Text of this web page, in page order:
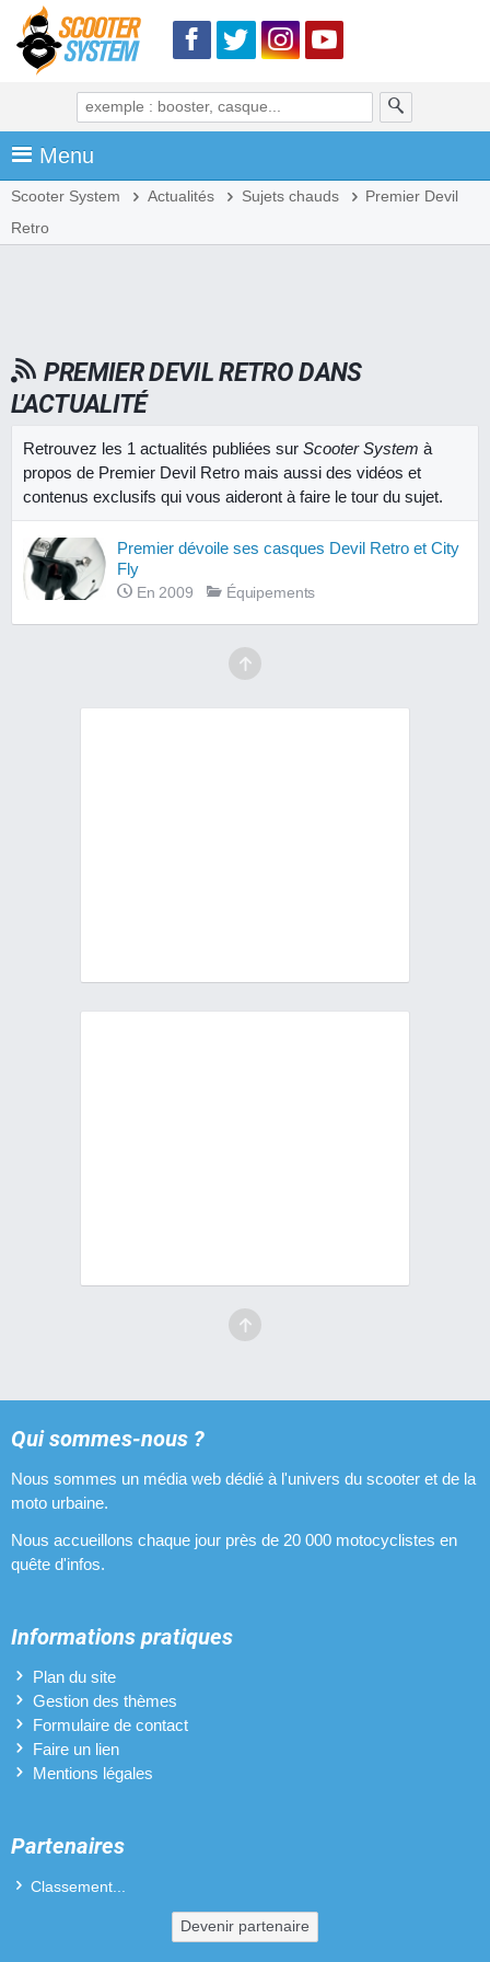
Menu
Scooter System Actualités Sujets chauds
Premier Devil
Retro
PREMIER DEVIL RETRO DANS
L'ACTUALITÉ
Retrouvez les 1 actualités publiées sur Scooter System à
propos de Premier Devil Retro mais aussi des vidéos et
contenus exclusifs qui vous aideront à faire le tour du sujet.
Premier dévoile ses casques Devil Retro et City
Fly
En 2009 Équipements
Qui sommes-nous ?
Nous sommes un média web dédié à l'univers du scooter et de la
moto urbaine.
Nous accueillons chaque jour près de 20 000 motocyclistes en
quête d'infos.
Informations pratiques
Plan du site
Gestion des thèmes
Formulaire de contact
Faire un lien
Mentions légales
Partenaires
Classement...
Devenir partenaire